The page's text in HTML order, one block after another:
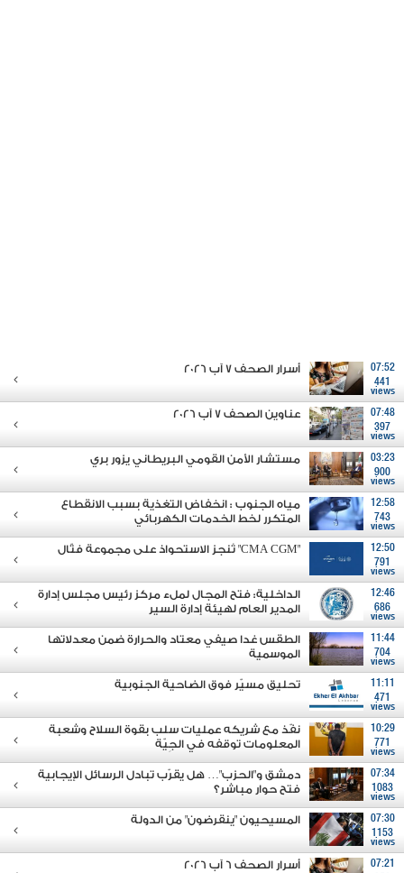
07:52
441
views
أسرار الصحف 7 آب 2026
07:48
397
views
عناوين الصحف 7 آب 2026
03:23
900
views
مستشار الأمن القومي البريطاني يزور بري
12:58
743
views
مياه الجنوب : انخفاض التغذية بسبب الانقطاع
المتكرر لخط الخدمات الكهربائي
12:50
791
views
"CMA CGM" تُنجز الاستحواذ على مجموعة فتّال
12:46
686
views
الداخلية: فتح المجال لملء مركز رئيس مجلس إدارة
المدير العام لهيئة إدارة السير
11:44
704
views
الطقس غدا صيفي معتاد والحرارة ضمن معدلاتها
الموسمية
11:11
471
views
تحليق مسيّر فوق الضاحية الجنوبية
10:29
771
views
نفّذ مع شريكه عمليات سلب بقوة السلاح وشعبة
المعلومات توقفه في الجِيّة
07:34
1083
views
دمشق و"الحزب"… هل يقرّب تبادل الرسائل الإيجابية
فتح حوار مباشر؟
07:30
1153
views
المسيحيون "ينقرضون" من الدولة
07:21
أسرار الصحف 6 آب 2026